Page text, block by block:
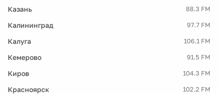
Казань 88.3 FM
Калининград 97.7 FM
Калуга 106.1 FM
Кемерово 91.5 FM
Киров 104.3 FM
Красноярск 102.2 FM